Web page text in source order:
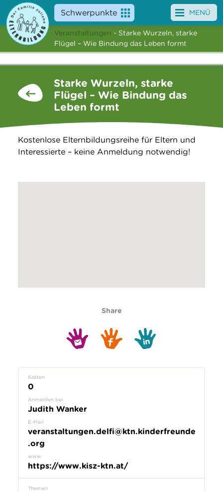
Schwerpunkte
Angebote
News
Suche
MENÜ
Veranstaltungen - Starke Wurzeln, starke
Flügel – Wie Bindung das Leben formt
Starke Wurzeln, starke
Flügel – Wie Bindung das
Leben formt
Kostenlose Elternbildungsreihe für Eltern und
Interessierte – keine Anmeldung notwendig!
Share
Kosten
0
Anmelden bei
Judith Wanker
E-Mail
veranstaltungen.delfi@ktn.kinderfreunde
.org
www
https://www.kisz-ktn.at/
Themen